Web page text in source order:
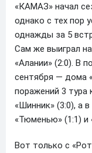
«КАМАЗ» начал
однако с тех пор
однажды за 5
Сам же выиграл
«Алании» (2:0). В
сентября — дома
поражений 3 тура
«Шинник» (3:0), а
«Тюменью» (1:1) и
Вот только с